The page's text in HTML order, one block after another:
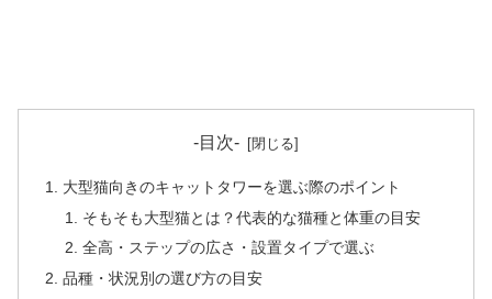
-目次-
大型猫向きのキャットタワーを選ぶ際のポイント
そもそも大型猫とは？代表的な猫種と体重の目安
全高・ステップの広さ・設置タイプで選ぶ
品種・状況別の選び方の目安